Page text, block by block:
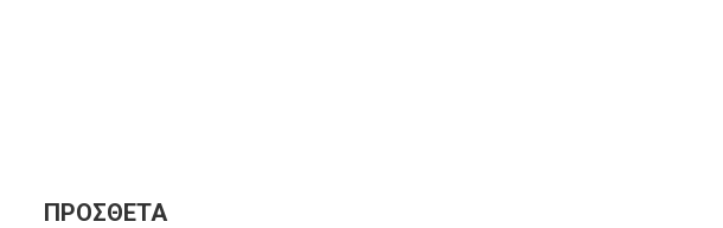
ΠΡΌΣΘΕΤΑ